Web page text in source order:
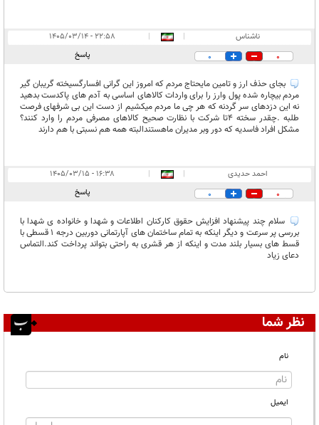
ناشناس |
|
۲۲:۵۸ - ۱۴۰۵/۰۳/۱۴
0
0 پاسخ
بجای حذف ارز و تامین مایحتاج مردم که امروز این گرانی افسارگسیخته گریبان گیر
مردم بیچاره شده پول وارز را برای واردات کالاهای اساسی به آدم های پاکدست بدهید
نه این دزدهای سر گردنه که هر چی ما مردم میکشیم از دست این بی شرفهای فرصت
طلبه .چقدر سخته ۴تا شرکت با نظارت صحیح کالاهای مصرفی مردم را وارد کنند؟
مشکل افراد فاسدیه که دور وبر مدیران ماهستندالبته همه هم نسبتی با هم دارند
احمد حدیدی |
|
۱۶:۳۸ - ۱۴۰۵/۰۳/۱۵
0
0 پاسخ
سلام چند پیشنهاد افزایش حقوق کارکنان اطلاعات و شهدا و خانواده ی شهدا با
بررسی پر سرعت و دیگر اینکه به تمام ساختمان های آپارتمانی دوربین درجه 1 قسطی با
قسط های بسیار بلند مدت و اینکه از هر قشری به راحتی بتواند پرداخت کند.التماس
دعای زیاد
نظر شما
نام
ایمیل